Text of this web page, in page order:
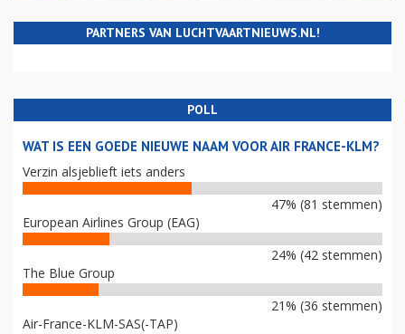
PARTNERS VAN LUCHTVAARTNIEUWS.NL!
POLL
WAT IS EEN GOEDE NIEUWE NAAM VOOR AIR FRANCE-KLM?
Verzin alsjeblieft iets anders
47% (81 stemmen)
European Airlines Group (EAG)
24% (42 stemmen)
The Blue Group
21% (36 stemmen)
Air-France-KLM-SAS(-TAP)